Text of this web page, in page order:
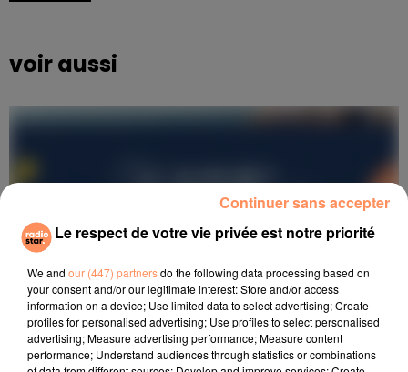
voir aussi
Le respect de votre vie privée est notre priorité
We and our (447) partnersdo the following data processing based on
your consent and/or our legitimate interest: Store and/or access
information on a device; Use limited data to select advertising; Create
profiles for personalised advertising; Use profiles to select personalised
advertising; Measure advertising performance; Measure content
performance; Understand audiences through statistics or combinations
Continuer sans accepter